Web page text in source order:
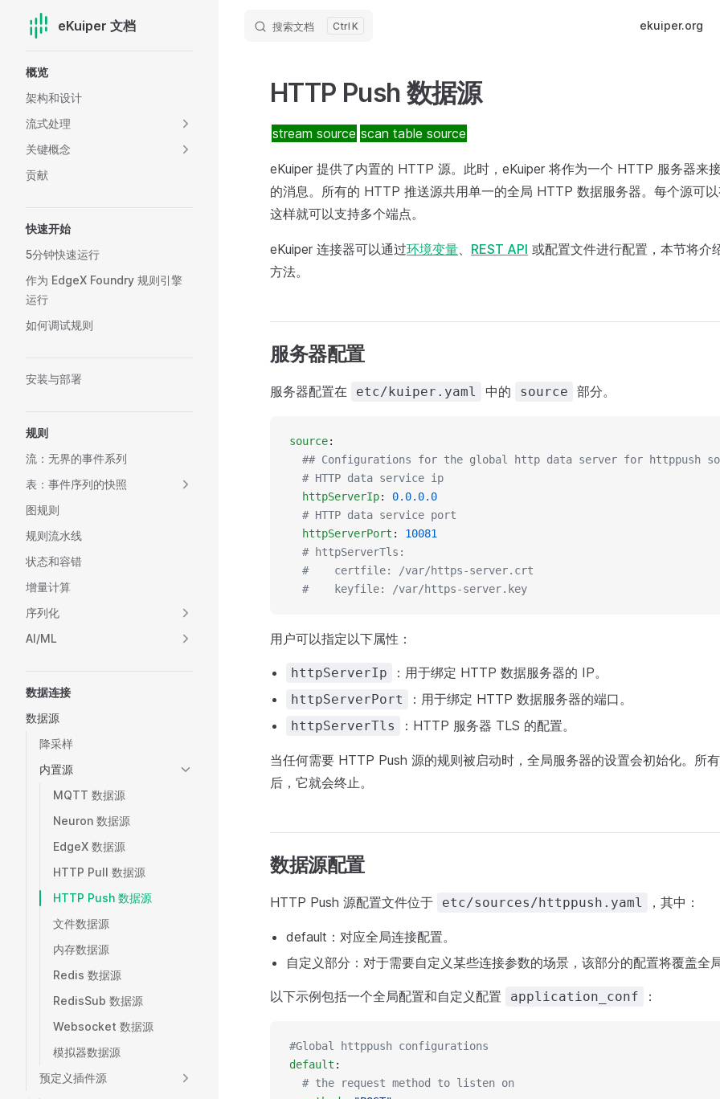
Skip to content
eKuiper 文档 搜索文档 K ekuiper.org
概览
架构和设计
流式处理
关键概念
贡献
快速开始
5分钟快速运行
作为 EdgeX Foundry 规则引擎
运行
如何调试规则
安装与部署
规则
流：无界的事件系列
表：事件序列的快照
图规则
规则流水线
状态和容错
增量计算
序列化
AI/ML
数据连接
数据源
降采样
内置源
MQTT 数据源
Neuron 数据源
EdgeX 数据源
HTTP Pull 数据源
HTTP Push 数据源
文件数据源
内存数据源
Redis 数据源
RedisSub 数据源
Websocket 数据源
模拟器数据源
预定义插件源
HTTP Push 数据源
stream source scan table source
eKuiper 提供了内置的 HTTP 源。此时，eKuiper 将作为一个 HTTP 服务器来
的消息。所有的 HTTP 推送源共用单一的全局 HTTP 数据服务器。每个源可以
这样就可以支持多个端点。
eKuiper 连接器可以通过环境变量、 REST API 或配置文件进行配置，本节将介
方法。
服务器配置
服务器配置在 etc/kuiper.yaml 中的 source 部分。
source:
## Configurations for the global http data server for httppush
  # HTTP data service ip
  httpServerIp
: 0.0.0.0
  # HTTP data service port
  httpServerPort
: 10081
  # httpServerTls:
  #    certfile: /var/https-server.crt
  #    keyfile: /var/https-server.key
用户可以指定以下属性：
httpServerIp ：用于绑定 HTTP 数据服务器的 IP。
httpServerPort ：用于绑定 HTTP 数据服务器的端口。
httpServerTls ：HTTP 服务器 TLS 的配置。
当任何需要 HTTP Push 源的规则被启动时，全局服务器的设置会初始化。所
后，它就会终止。
数据源配置
HTTP Push 源配置文件位于 etc/sources/httppush.yaml ，其中：
default：对应全局连接配置。
自定义部分：对于需要自定义某些连接参数的场景，该部分的配置将覆盖全
以下示例包括一个全局配置和自定义配置 application_conf ：
#Global httppush configurations
default :
  # the request method to listen on